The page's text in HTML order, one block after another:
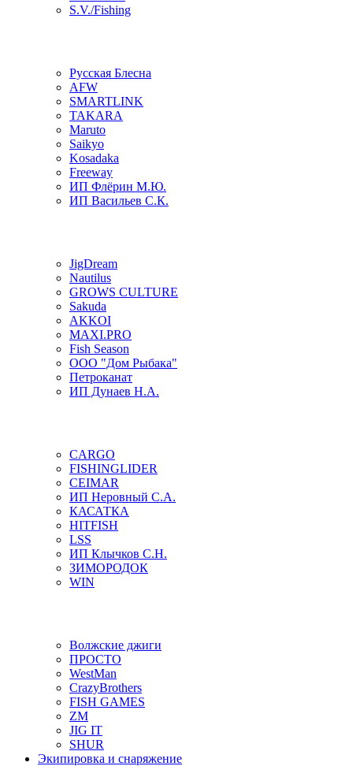
S.V./Fishing
Русская Блесна
AFW
SMARTLINK
TAKARA
Maruto
Saikyo
Kosadaka
Freeway
ИП Флёрин М.Ю.
ИП Васильев С.К.
JigDream
Nautilus
GROWS CULTURE
Sakuda
AKKOI
MAXI.PRO
Fish Season
ООО "Дом Рыбака"
Петроканат
ИП Дунаев Н.А.
CARGO
FISHINGLIDER
CEIMAR
ИП Неровный С.А.
КАСАТКА
HITFISH
LSS
ИП Клычков С.Н.
ЗИМОРОДОК
WIN
Волжские джиги
ПРОСТО
WestMan
CrazyBrothers
FISH GAMES
ZM
JIG IT
SHUR
Экипировка и снаряжение